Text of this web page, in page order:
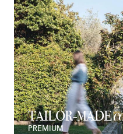
TAILOR-MADE
PREMIUM